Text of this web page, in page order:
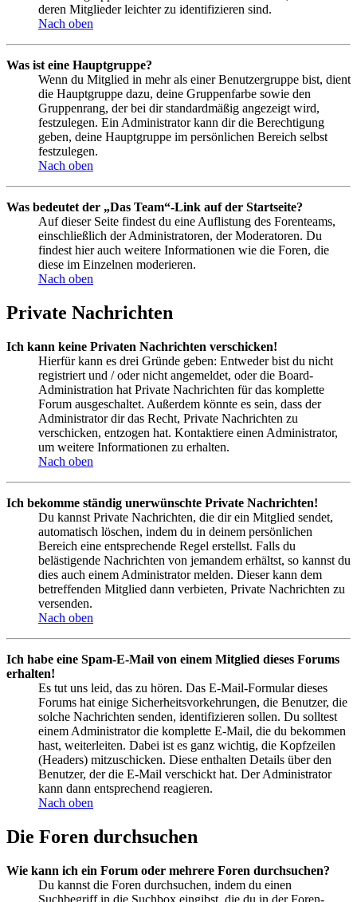
deren Mitglieder leichter zu identifizieren sind.
Nach oben
Was ist eine Hauptgruppe?
Wenn du Mitglied in mehr als einer Benutzergruppe bist, dient
die Hauptgruppe dazu, deine Gruppenfarbe sowie den
Gruppenrang, der bei dir standardmäßig angezeigt wird,
festzulegen. Ein Administrator kann dir die Berechtigung
geben, deine Hauptgruppe im persönlichen Bereich selbst
festzulegen.
Nach oben
Was bedeutet der „Das Team“-Link auf der Startseite?
Auf dieser Seite findest du eine Auflistung des Forenteams,
einschließlich der Administratoren, der Moderatoren. Du
findest hier auch weitere Informationen wie die Foren, die
diese im Einzelnen moderieren.
Nach oben
Private Nachrichten
Ich kann keine Privaten Nachrichten verschicken!
Hierfür kann es drei Gründe geben: Entweder bist du nicht
registriert und / oder nicht angemeldet, oder die Board-
Administration hat Private Nachrichten für das komplette
Forum ausgeschaltet. Außerdem könnte es sein, dass der
Administrator dir das Recht, Private Nachrichten zu
verschicken, entzogen hat. Kontaktiere einen Administrator,
um weitere Informationen zu erhalten.
Nach oben
Ich bekomme ständig unerwünschte Private Nachrichten!
Du kannst Private Nachrichten, die dir ein Mitglied sendet,
automatisch löschen, indem du in deinem persönlichen
Bereich eine entsprechende Regel erstellst. Falls du
belästigende Nachrichten von jemandem erhältst, so kannst du
dies auch einem Administrator melden. Dieser kann dem
betreffenden Mitglied dann verbieten, Private Nachrichten zu
versenden.
Nach oben
Ich habe eine Spam-E-Mail von einem Mitglied dieses Forums
erhalten!
Es tut uns leid, das zu hören. Das E-Mail-Formular dieses
Forums hat einige Sicherheitsvorkehrungen, die Benutzer, die
solche Nachrichten senden, identifizieren sollen. Du solltest
einem Administrator die komplette E-Mail, die du bekommen
hast, weiterleiten. Dabei ist es ganz wichtig, die Kopfzeilen
(Headers) mitzuschicken. Diese enthalten Details über den
Benutzer, der die E-Mail verschickt hat. Der Administrator
kann dann entsprechend reagieren.
Nach oben
Die Foren durchsuchen
Wie kann ich ein Forum oder mehrere Foren durchsuchen?
Du kannst die Foren durchsuchen, indem du einen
Suchbegriff in die Suchbox eingibst, die du in der Foren-